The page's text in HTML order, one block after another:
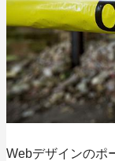
Webデザインのポ